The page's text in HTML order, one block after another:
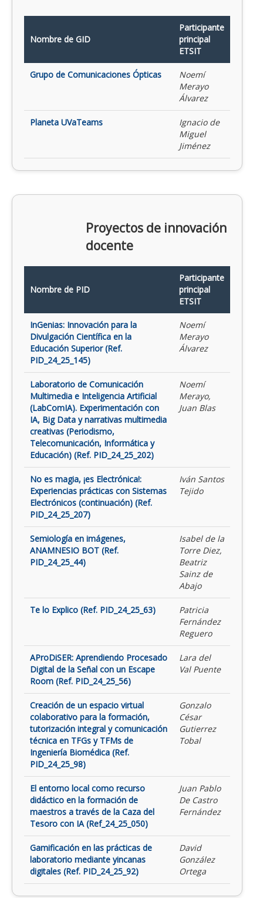
Nombre de GID
Participante
principal
ETSIT
Grupo de Comunicaciones Ópticas
Noemí
Merayo
Álvarez
Planeta UVaTeams
Ignacio de
Miguel
Jiménez
Proyectos de innovación
docente
Nombre de PID
Participante
principal
ETSIT
InGenias: Innovación para la
Divulgación Científica en la
Educación Superior (Ref.
PID_24_25_145)
Noemí
Merayo
Álvarez
Laboratorio de Comunicación
Multimedia e Inteligencia Artificial
(LabComIA). Experimentación con
IA, Big Data y narrativas multimedia
creativas (Periodismo,
Telecomunicación, Informática y
Educación) (Ref. PID_24_25_202)
Noemí
Merayo,
Juan Blas
No es magia, ¡es Electrónica!:
Experiencias prácticas con Sistemas
Electrónicos (continuación) (Ref.
PID_24_25_207)
Iván Santos
Tejido
Semiología en imágenes,
ANAMNESIO BOT (Ref.
PID_24_25_44)
Isabel de la
Torre Diez,
Beatriz
Sainz de
Abajo
Te lo Explico (Ref. PID_24_25_63)
Patricia
Fernández
Reguero
AProDiSER: Aprendiendo Procesado
Digital de la Señal con un Escape
Room (Ref. PID_24_25_56)
Lara del
Val Puente
Creación de un espacio virtual
colaborativo para la formación,
tutorización integral y comunicación
técnica en TFGs y TFMs de
Ingeniería Biomédica (Ref.
PID_24_25_98)
Gonzalo
César
Gutierrez
Tobal
El entorno local como recurso
didáctico en la formación de
maestros a través de la Caza del
Tesoro con IA (Ref_24_25_050)
Juan Pablo
De Castro
Fernández
Gamificación en las prácticas de
laboratorio mediante yincanas
digitales (Ref. PID_24_25_92)
David
González
Ortega